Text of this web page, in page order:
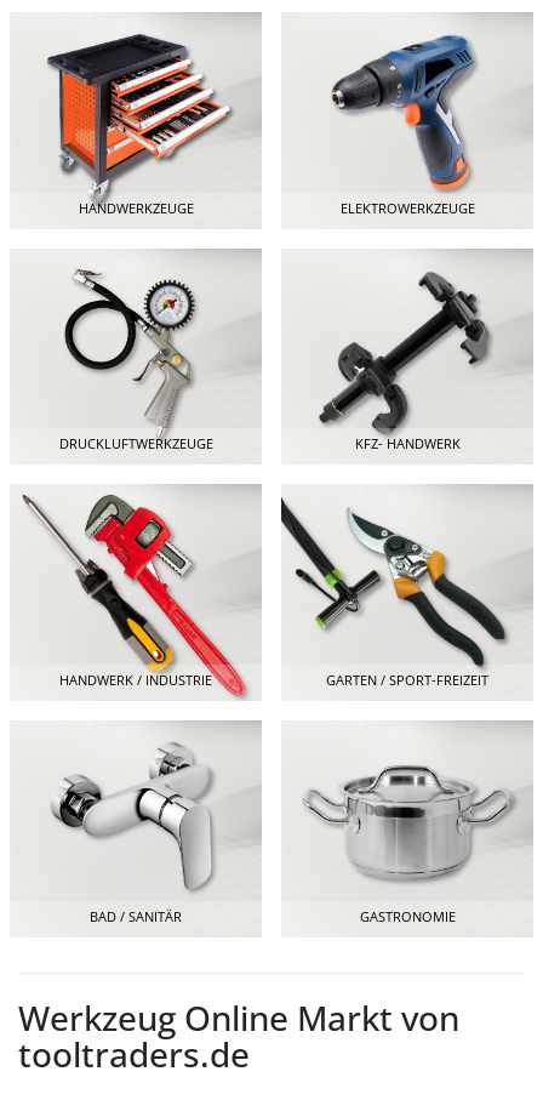
HANDWERKZEUGE ELEKTROWERKZEUGE
DRUCKLUFTWERKZEUGE KFZ- HANDWERK
HANDWERK / INDUSTRIE GARTEN / SPORT-FREIZEIT
BAD / SANITÄR GASTRONOMIE
Werkzeug Online Markt von
tooltraders.de